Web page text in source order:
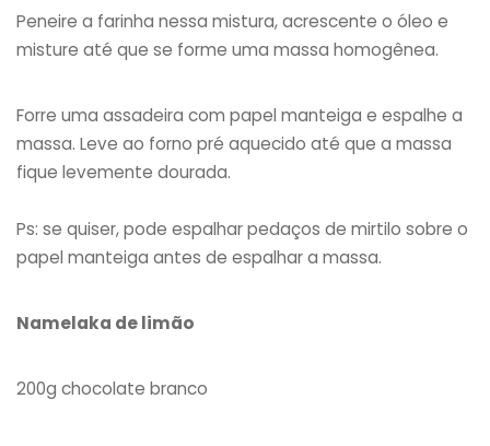
Peneire a farinha nessa mistura, acrescente o óleo e
misture até que se forme uma massa homogênea.
Forre uma assadeira com papel manteiga e espalhe a
massa. Leve ao forno pré aquecido até que a massa
fique levemente dourada.
Ps: se quiser, pode espalhar pedaços de mirtilo sobre o
papel manteiga antes de espalhar a massa.
Namelaka de limão
200g chocolate branco